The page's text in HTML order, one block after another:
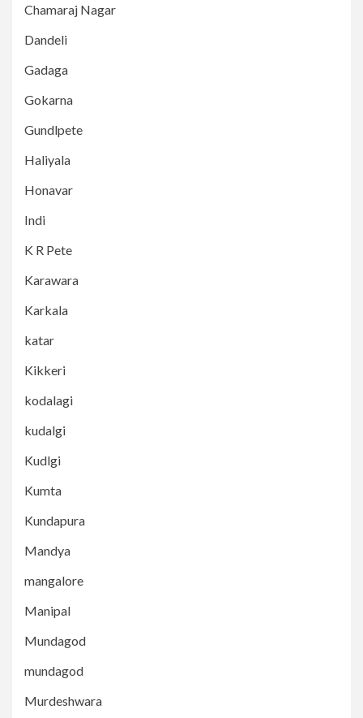
Chamaraj Nagar
Dandeli
Gadaga
Gokarna
Gundlpete
Haliyala
Honavar
Indi
K R Pete
Karawara
Karkala
katar
Kikkeri
kodalagi
kudalgi
Kudlgi
Kumta
Kundapura
Mandya
mangalore
Manipal
Mundagod
mundagod
Murdeshwara